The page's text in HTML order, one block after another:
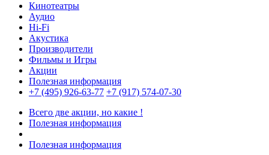
Кинотеатры
Аудио
Hi-Fi
Акустика
Производители
Фильмы и Игры
Акции
Полезная информация
+7 (495) 926-63-77 +7 (917) 574-07-30
Всего две акции, но какие !
Полезная информация
Полезная информация